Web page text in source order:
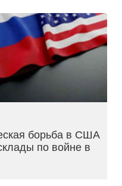
борьба в США
по войне в